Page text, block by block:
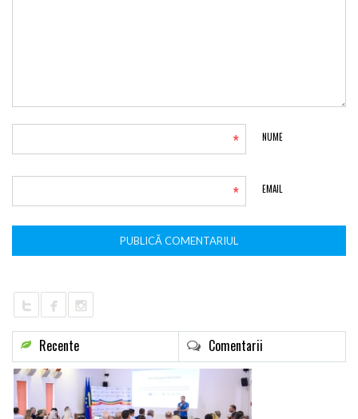
NUME
*
EMAIL
*
Recente Comentarii